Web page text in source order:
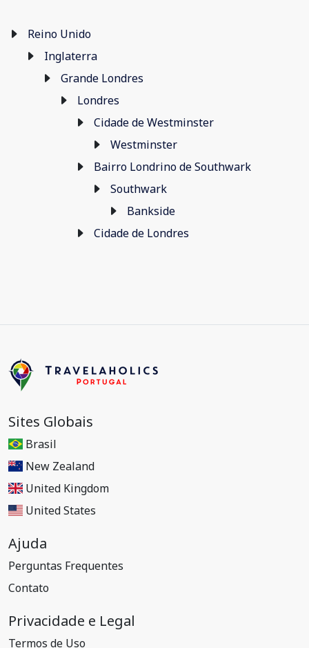
Reino Unido
Inglaterra
Grande Londres
Londres
Cidade de Westminster
Westminster
Bairro Londrino de Southwark
Southwark
Bankside
Cidade de Londres
Sites Globais
Brasil
New Zealand
United Kingdom
United States
Ajuda
Perguntas Frequentes
Contato
Privacidade e Legal
Termos de Uso